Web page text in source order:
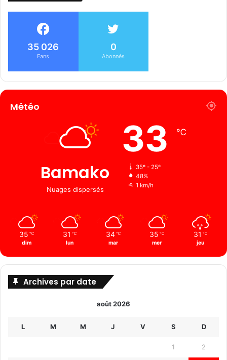
35 026
Fans
0
Abonnés
Météo
Bamako
Nuages ​​dispersés
33 ℃
35º - 25º
48%
1 km/h
35 ℃
dim
31 ℃
lun
34 ℃
mar
35 ℃
mer
31 ℃
jeu
Archives par date
août 2026
L M M J V S D
1 2